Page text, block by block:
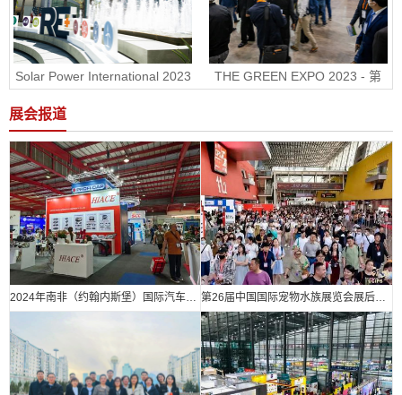
Solar Power International 2023
- 美国国际太阳能展RE+
THE GREEN EXPO 2023 - 第
30届墨西哥绿色能源展
展会报道